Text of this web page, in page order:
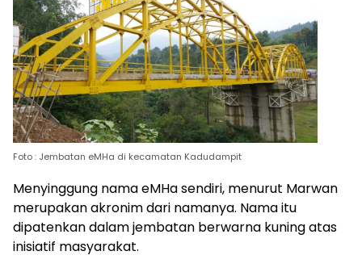
Foto : Jembatan eMHa di kecamatan Kadudampit
Menyinggung nama eMHa sendiri, menurut Marwan
merupakan akronim dari namanya. Nama itu
dipatenkan dalam jembatan berwarna kuning atas
inisiatif masyarakat.